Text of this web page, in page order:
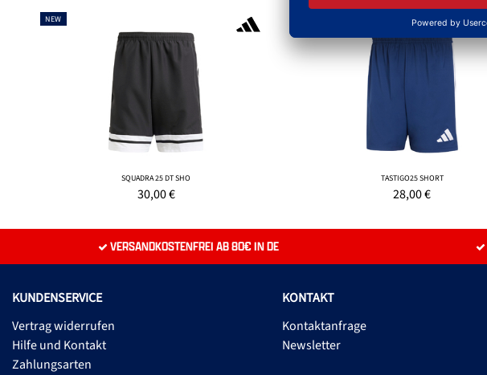
NEW
SQUADRA 25 DT SHO
30,00€
TASTIGO25 SHORT
28,00€
VERSANDKOSTENFREI AB 80€ IN DE
KUNDENSERVICE
Vertrag widerrufen
Hilfe und Kontakt
Zahlungsarten
KONTAKT
Kontaktanfrage
Newsletter